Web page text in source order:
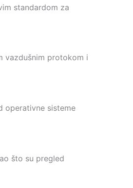
standardom za
vazdušnim protokom i
operativne sisteme
što su pregled